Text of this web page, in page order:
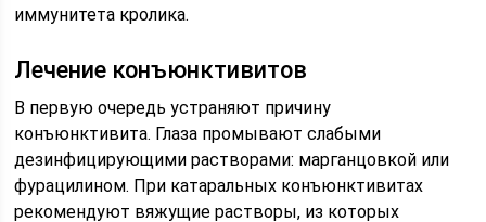
иммунитета кролика.
Лечение конъюнктивитов
В первую очередь устраняют причину
конъюнктивита. Глаза промывают слабыми
дезинфицирующими растворами: марганцовкой или
фурацилином. При катаральных конъюнктивитах
рекомендуют вяжущие растворы, из которых